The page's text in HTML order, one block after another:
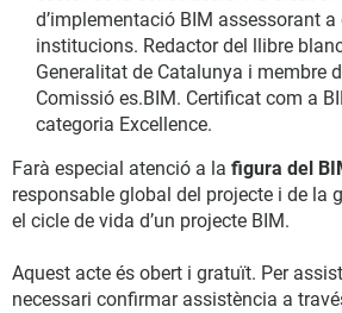
d’implementació BIM assessorant a
institucions. Redactor del llibre
Generalitat de Catalunya i membre
Comissió es.BIM. Certificat com a
categoria Excellence.
Farà especial atenció a la figura del
responsable global del projecte i de la
el cicle de vida d’un projecte BIM.
Aquest acte és obert i gratuït. Per
necessari confirmar assistència a